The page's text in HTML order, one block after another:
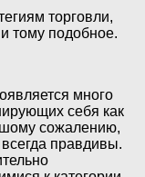
торговли,
тому подобное.
много
себя как
сожалению,
правдивы.